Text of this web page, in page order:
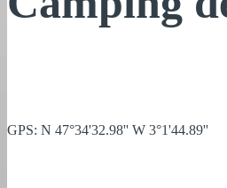
GPS: N 47°34'32.98'' W 3°1'44.89''